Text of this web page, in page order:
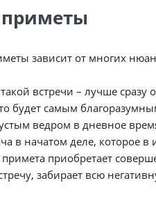
зависит от многих
встречи – лучше
будет самым
ведром в дневное
в начатом деле, которое в
приобретает
забирает всю